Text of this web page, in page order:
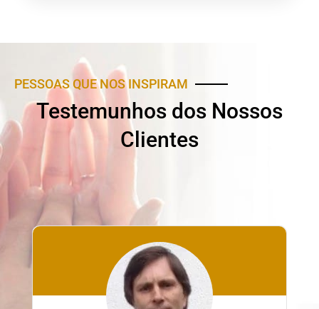
PESSOAS QUE NOS INSPIRAM
Testemunhos dos Nossos
Clientes